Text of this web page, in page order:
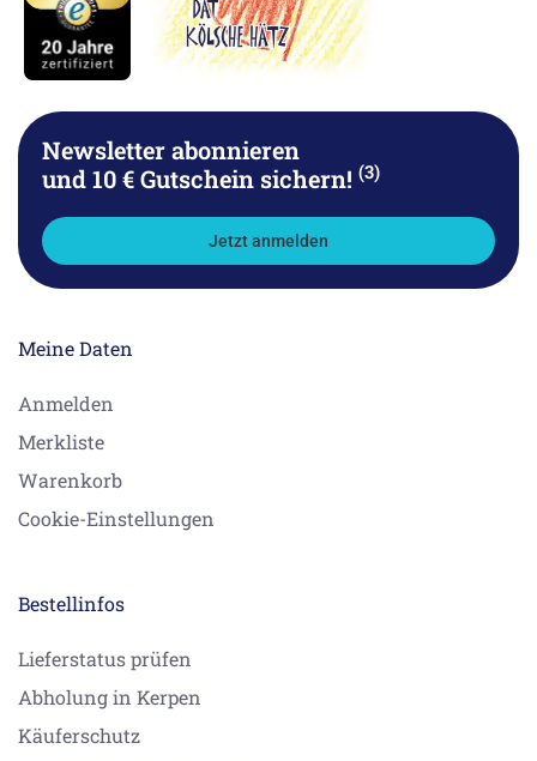
Newsletter abonnieren
und 10 € Gutschein sichern! (3)
Jetzt anmelden
Meine Daten
Anmelden
Merkliste
Warenkorb
Cookie-Einstellungen
Bestellinfos
Lieferstatus prüfen
Abholung in Kerpen
Käuferschutz